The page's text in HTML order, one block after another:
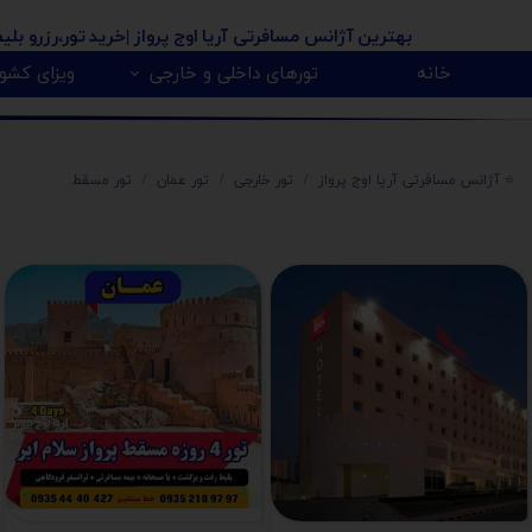
خانه تورهای داخلی و خارجی ویزای
بهترین آژانس مسافرتی آریا اوج پرواز |خرید تور،رزرو
⭐️ آژانس مسافرتی آریا اوج پرواز تور خارجی تور عمان تور مسقط